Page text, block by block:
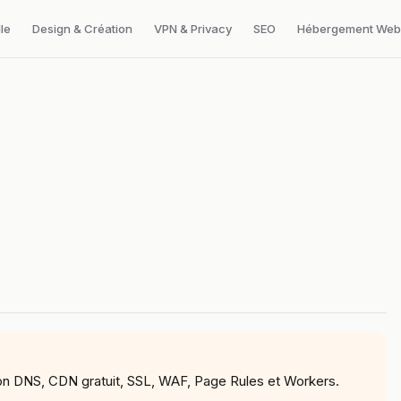
Design & Création VPN & Privacy SEO Hébergement Web
CDN gratuit, SSL, WAF, Page Rules et Workers.